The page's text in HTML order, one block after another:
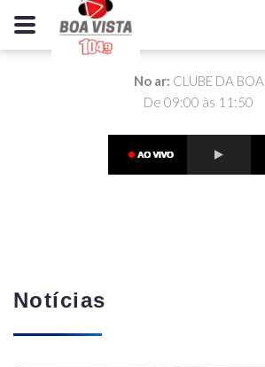
No ar: CLUBE DA BOA
De 09:00 às 11:50
Notícias